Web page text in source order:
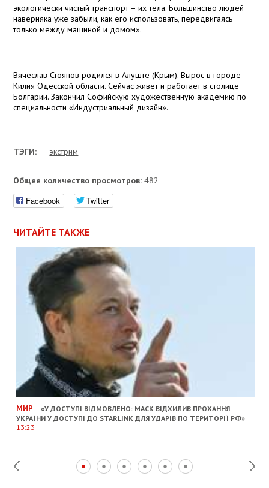
экологически чистый транспорт – их тела. Большинстволюдей
наверняка уже забыли, какего использовать, передвигаясь
только между машиной и домом».
Вячеслав Стоянов родился в Алуште (Крым). Вырос в городе
Килия Одесской области. Сейчас живет и работает в столице
Болгарии. Закончил Софийскую художественную академию по
специальности «Индустриальный дизайн».
ТЭГИ: экстрим
Общее количество просмотров: 482
Facebook Twitter
ЧИТАЙТЕ ТАКЖЕ
МИР
«У ДОСТУПІ ВІДМОВЛЕНО: МАСК ВІДХИЛИВ ПРОХАННЯ
УКРАЇНИ У ДОСТУПІ ДО STARLINK ДЛЯ УДАРІВ ПО ТЕРИТОРІЇ РФ»
13:23